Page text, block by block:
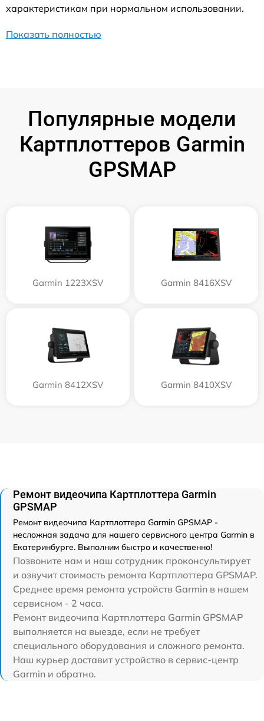
характеристикам при нормальном использовании.
Показать полностью
Популярные модели
Картплоттеров Garmin
GPSMAP
Garmin 1223XSV Garmin 8416XSV
Garmin 8412XSV Garmin 8410XSV
Ремонт видеочипа Картплоттера Garmin
GPSMAP
Ремонт видеочипа Картплоттера Garmin GPSMAP -
несложная задача для нашего сервисного центра Garmin в
Екатеринбурге. Выполним быстро и качественно!
Позвоните нам и наш сотрудник проконсультирует
и озвучит стоимость ремонта Картплоттера GPSMAP.
Среднее время ремонта устройств Garmin в нашем
сервисном - 2 часа.
Ремонт видеочипа Картплоттера Garmin GPSMAP
выполняется на выезде, если не требует
специального оборудования и сложного ремонта.
Наш курьер доставит устройство в сервис-центр
Garmin и обратно.